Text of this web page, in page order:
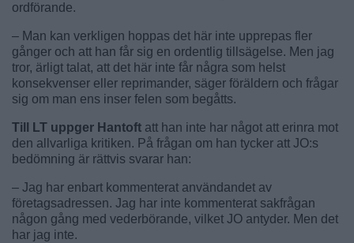
ordförande.
– Man kan verkligen hoppas det här inte upprepas fler
gånger och att han får sig en ordentlig tillsägelse. Men jag
tror, ärligt talat, att det här inte får några som helst
konsekvenser eller reprimander, säger föräldern och frågar
sig om man ens inser felen som begåtts.
Till LT uppger Hantoft att han inte har något att erinra mot
den allvarliga kritiken. På frågan om han tycker att JO:s
bedömning är rättvis svarar han:
– Jag har enbart kommenterat användandet av
företagsadressen. Jag har inte kommenterat sakfrågan
någon gång med vederbörande, vilket JO antyder. Men det
har jag inte.